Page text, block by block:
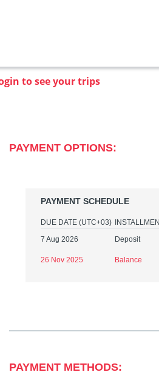
to see your trips
PAYMENT OPTIONS:
PAYMENT SCHEDULE
DUE DATE (UTC+03)
7 Aug 2026
Deposit
26 Nov 2025 Balance
PAYMENT METHODS: